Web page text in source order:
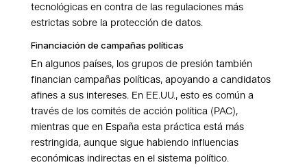
tecnológicas en contra de las regulaciones más
estrictas sobre la protección de datos.
Financiación de campañas políticas
En algunos países, los grupos de presión también
financian campañas políticas, apoyando a candidatos
afines a sus intereses. En EE.UU., esto es común a
través de los comités de acción política (PAC),
mientras que en España esta práctica está más
restringida, aunque sigue habiendo influencias
económicas indirectas en el sistema político.